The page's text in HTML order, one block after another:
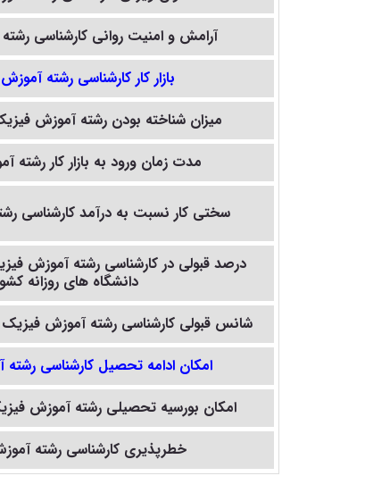
آرامش و امنیت روانی کارشناسی
بازار کار کارشناسی رشته
میزان شناخته بودن رشته آموزش
مدت زمان ورود به بازار کار رشته
سختی کار نسبت به درآمد کارشناسی
درصد قبولی در کارشناسی رشته آموزش
دانشگاه های روزانه
شانس قبولی کارشناسی رشته آموزش فیزیک
امکان ادامه تحصیل کارشناسی
امکان بورسیه تحصیلی رشته آموزش
خطرپذیری کارشناسی رشته